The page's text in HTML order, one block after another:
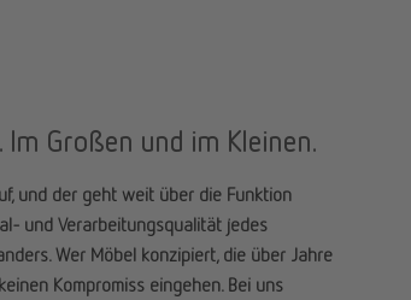
Im Großen und im Kleinen.
und der geht weit über die Funktion
und Verarbeitungsqualität jedes
Wer Möbel konzipiert, die über Jahre
Kompromiss eingehen. Bei uns